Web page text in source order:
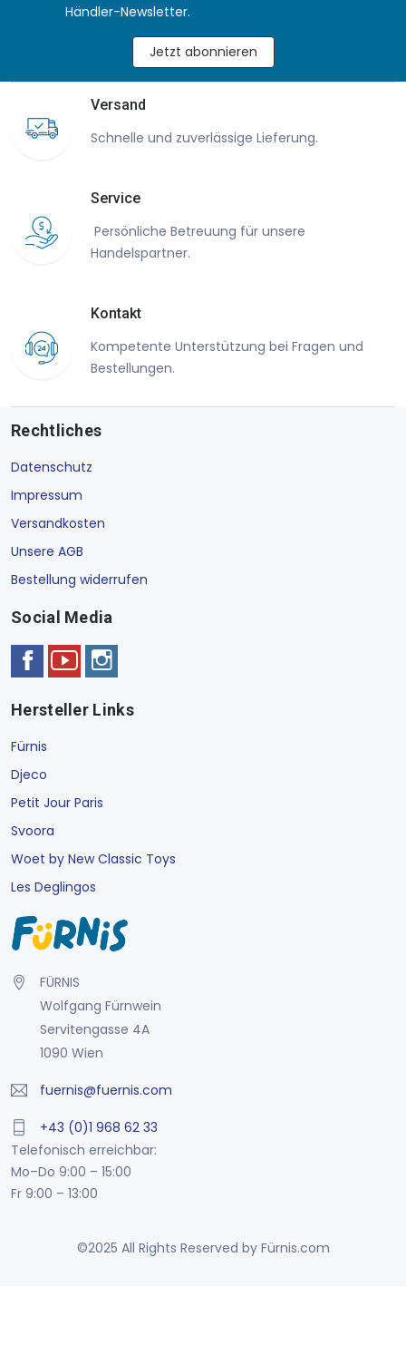
Händler-Newsletter.
Jetzt abonnieren
Versand
Schnelle und zuverlässige Lieferung.
Service
Persönliche Betreuung für unsere
Handelspartner.
Kontakt
Kompetente Unterstützung bei Fragen und
Bestellungen.
Rechtliches
Datenschutz
Impressum
Versandkosten
Unsere AGB
Bestellung widerrufen
Social Media
Hersteller Links
Fürnis
Djeco
Petit Jour Paris
Svoora
Woet by New Classic Toys
Les Deglingos
FÜRNIS
Wolfgang Fürnwein
Servitengasse 4A
1090 Wien
fuernis@fuernis.com
+43 (0)1 968 62 33
Telefonisch erreichbar:
Mo–Do 9:00 – 15:00
Fr 9:00 – 13:00
©2025 All Rights Reserved by Fürnis.com